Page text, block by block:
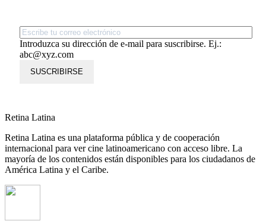
Introduzca su dirección de e-mail para suscribirse. Ej.:
abc@xyz.com
SUSCRIBIRSE
Retina Latina
Retina Latina es una plataforma pública y de cooperación
internacional para ver cine latinoamericano con acceso libre. La
mayoría de los contenidos están disponibles para los ciudadanos de
América Latina y el Caribe.